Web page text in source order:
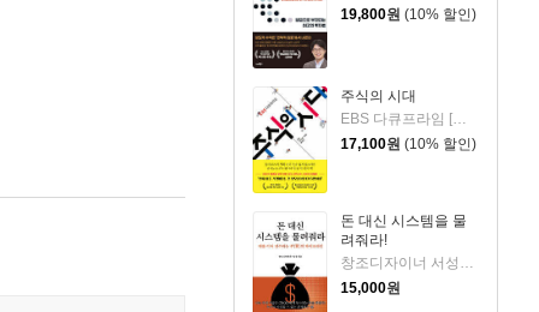
19,800원 (10% 할인)
주식의 시대
EBS 다큐프라임 [주식의 시대] 제작진 저
17,100원 (10% 할인)
돈 대신 시스템을 물
려줘라!
창조디자이너 서성필 저
15,000원